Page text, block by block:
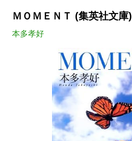
ＭＯＭＥＮＴ (集英社文庫)
本多孝好